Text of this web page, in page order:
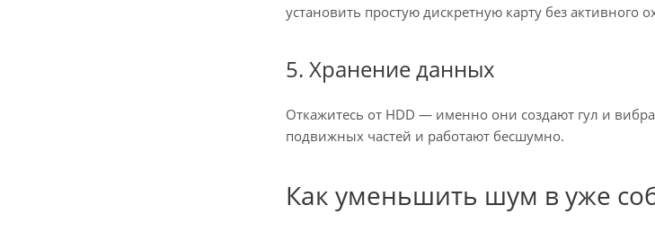
установить простую дискретную карту без активного
5. Хранение данных
Откажитесь от HDD — именно они создают гул и
подвижных частей и работают бесшумно.
Как уменьшить шум в уже